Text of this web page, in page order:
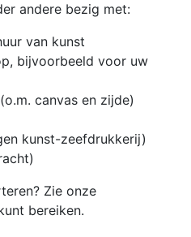
andere bezig met:
van kunst
bijvoorbeeld voor uw
canvas en zijde)
kunst-zeefdrukkerij)
Zie onze
bereiken.